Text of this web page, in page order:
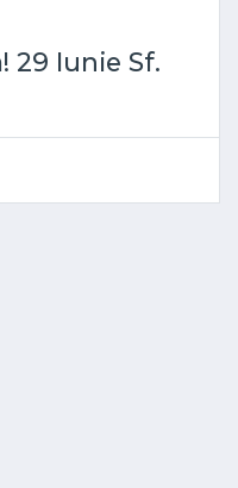
29 Iunie Sf.